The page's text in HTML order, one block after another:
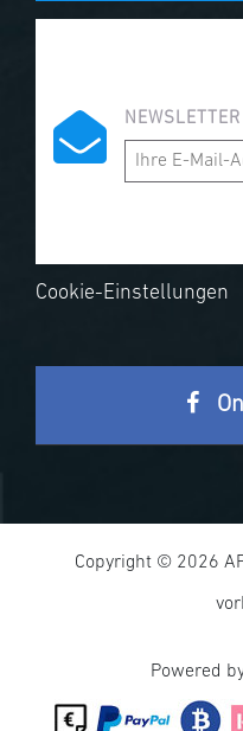
NEWSLETTER
Cookie-Einstellungen
Copyright © 2026
Powered